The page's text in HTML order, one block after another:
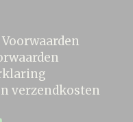
verzendkosten